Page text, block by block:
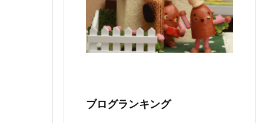
ブログランキング